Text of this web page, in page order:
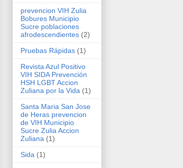
prevencion VIH Zulia
Bobures Municipio
Sucre poblaciones
afrodescendientes (2)
Pruebas Rápidas (1)
Revista Azul Positivo
VIH SIDA Prevención
HSH LGBT Accion
Zuliana por la Vida (1)
Santa Maria San Jose
de Heras prevencion
de VIH Municipio
Sucre Zulia Accion
Zuliana (1)
Sida (1)